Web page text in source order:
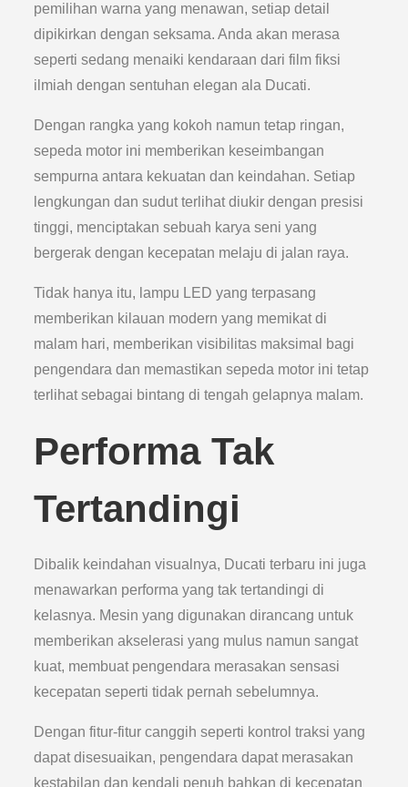
pemilihan warna yang menawan, setiap detail
dipikirkan dengan seksama. Anda akan merasa
seperti sedang menaiki kendaraan dari film fiksi
ilmiah dengan sentuhan elegan ala Ducati.
Dengan rangka yang kokoh namun tetap ringan,
sepeda motor ini memberikan keseimbangan
sempurna antara kekuatan dan keindahan. Setiap
lengkungan dan sudut terlihat diukir dengan presisi
tinggi, menciptakan sebuah karya seni yang
bergerak dengan kecepatan melaju di jalan raya.
Tidak hanya itu, lampu LED yang terpasang
memberikan kilauan modern yang memikat di
malam hari, memberikan visibilitas maksimal bagi
pengendara dan memastikan sepeda motor ini tetap
terlihat sebagai bintang di tengah gelapnya malam.
Performa Tak
Tertandingi
Dibalik keindahan visualnya, Ducati terbaru ini juga
menawarkan performa yang tak tertandingi di
kelasnya. Mesin yang digunakan dirancang untuk
memberikan akselerasi yang mulus namun sangat
kuat, membuat pengendara merasakan sensasi
kecepatan seperti tidak pernah sebelumnya.
Dengan fitur-fitur canggih seperti kontrol traksi yang
dapat disesuaikan, pengendara dapat merasakan
kestabilan dan kendali penuh bahkan di kecepatan